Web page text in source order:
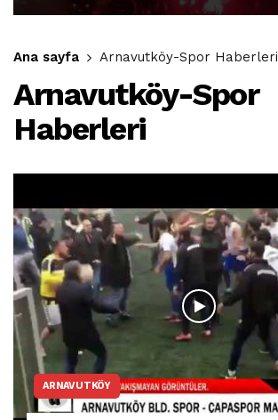
Ana sayfa Arnavutköy-Spor Haberleri
Arnavutköy-Spor
Haberleri
ARNAVUTKÖY